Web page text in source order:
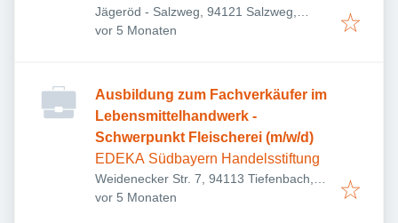
Jägeröd - Salzweg, 94121 Salzweg,
Deutschland
Veröffentlicht:
vor 5 Monaten
Ausbildung zum Fachverkäufer im
Lebensmittelhandwerk -
Schwerpunkt Fleischerei (m/w/d)
EDEKA Südbayern Handelsstiftung
Weidenecker Str. 7, 94113 Tiefenbach,
Deutschland
Veröffentlicht:
vor 5 Monaten